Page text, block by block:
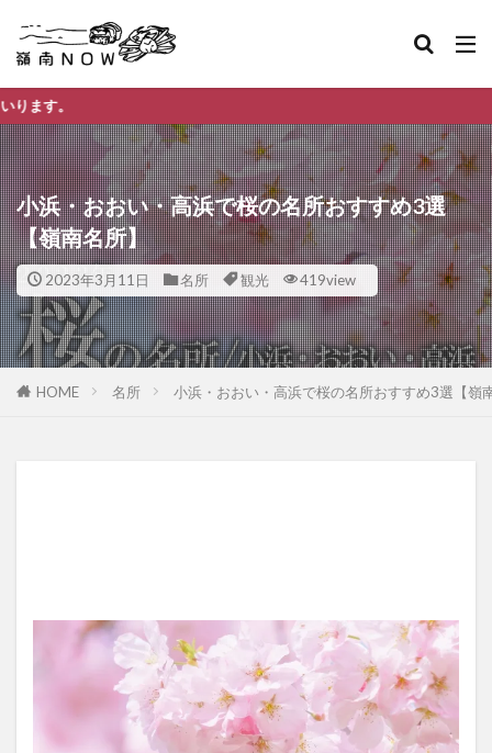
小浜・おおい・高浜で桜の名所おすすめ3選
【嶺南名所】
2023年3月11日 名所 観光 419view
HOME 名所 小浜・おおい・高浜で桜の名所おすすめ3選【嶺